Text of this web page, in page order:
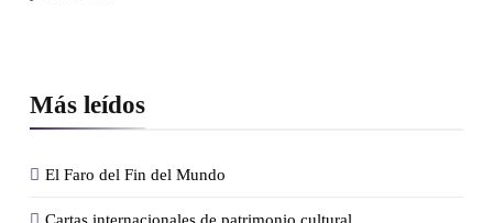
Más leídos
El Faro del Fin del Mundo
Cartas internacionales de patrimonio cultural